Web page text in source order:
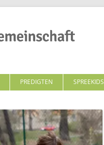
Zum Inhalt springen
PREDIGTEN SPREEKIDS